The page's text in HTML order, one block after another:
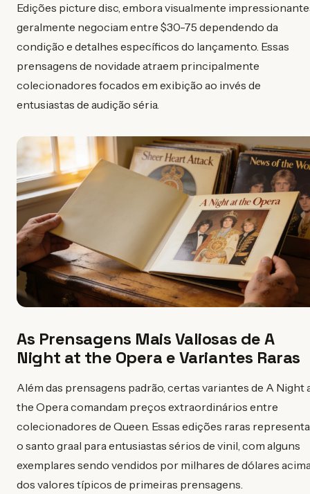
Edições picture disc, embora visualmente
geralmente negociam entre $30-75 dependendo da
condição e detalhes específicos do lançamento. Essas
prensagens de novidade atraem principalmente
colecionadores focados em exibição ao invés de
entusiastas de audição séria.
As Prensagens Mais Valiosas de A
Night at the Opera e Variantes Raras
Além das prensagens padrão, certas variantes de A Night
the Opera comandam preços extraordinários entre
colecionadores de Queen. Essas edições raras
o santo graal para entusiastas sérios de vinil, com alguns
exemplares sendo vendidos por milhares de dólares
dos valores típicos de primeiras prensagens.